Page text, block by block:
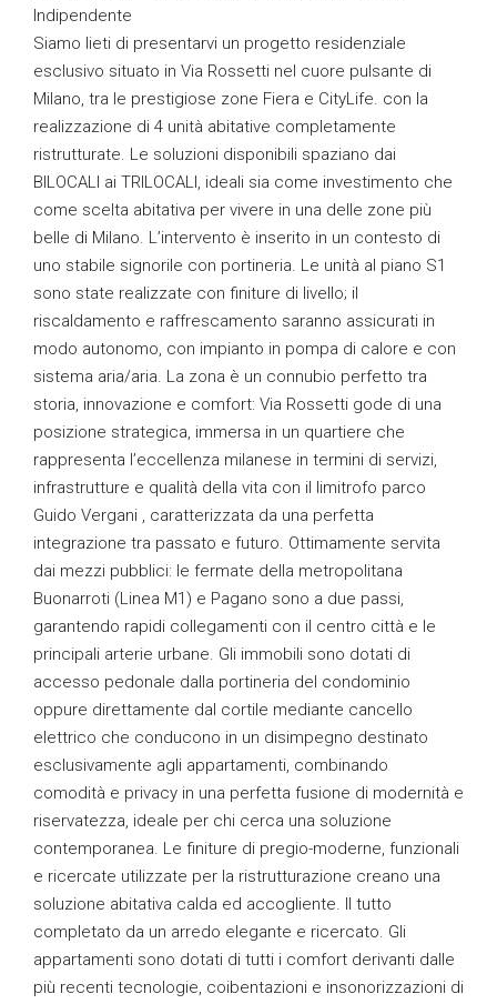
Indipendente
Siamo lieti di presentarvi un progetto residenziale
esclusivo situato in Via Rossetti nel cuore pulsante di
Milano, tra le prestigiose zone Fiera e CityLife. con la
realizzazione di 4 unità abitative completamente
ristrutturate. Le soluzioni disponibili spaziano dai
BILOCALI ai TRILOCALI, ideali sia come investimento che
come scelta abitativa per vivere in una delle zone più
belle di Milano. L’intervento è inserito in un contesto di
uno stabile signorile con portineria. Le unità al piano S1
sono state realizzate con finiture di livello; il
riscaldamento e raffrescamento saranno assicurati in
modo autonomo, con impianto in pompa di calore e con
sistema aria/aria. La zona è un connubio perfetto tra
storia, innovazione e comfort: Via Rossetti gode di una
posizione strategica, immersa in un quartiere che
rappresenta l’eccellenza milanese in termini di servizi,
infrastrutture e qualità della vita con il limitrofo parco
Guido Vergani , caratterizzata da una perfetta
integrazione tra passato e futuro. Ottimamente servita
dai mezzi pubblici: le fermate della metropolitana
Buonarroti (Linea M1) e Pagano sono a due passi,
garantendo rapidi collegamenti con il centro città e le
principali arterie urbane. Gli immobili sono dotati di
accesso pedonale dalla portineria del condominio
oppure direttamente dal cortile mediante cancello
elettrico che conducono in un disimpegno destinato
esclusivamente agli appartamenti, combinando
comodità e privacy in una perfetta fusione di modernità e
riservatezza, ideale per chi cerca una soluzione
contemporanea. Le finiture di pregio-moderne, funzionali
e ricercate utilizzate per la ristrutturazione creano una
soluzione abitativa calda ed accogliente. Il tutto
completato da un arredo elegante e ricercato. Gli
appartamenti sono dotati di tutti i comfort derivanti dalle
più recenti tecnologie, coibentazioni e insonorizzazioni di